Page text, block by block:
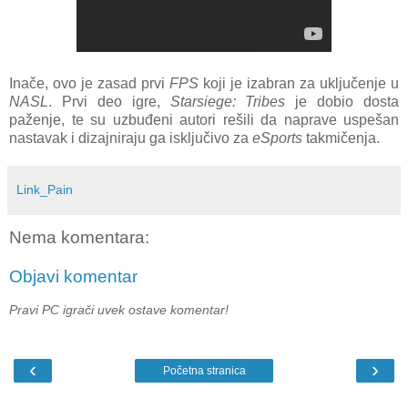
Inače, ovo je zasad prvi FPS koji je izabran za uključenje u
NASL. Prvi deo igre, Starsiege: Tribes je dobio dosta
paženje, te su uzbuđeni autori rešili da naprave uspešan
nastavak i dizajniraju ga isključivo za eSports takmičenja.
Link_Pain
Nema komentara:
Objavi komentar
Pravi PC igrači uvek ostave komentar!
‹ ›
Početna stranica